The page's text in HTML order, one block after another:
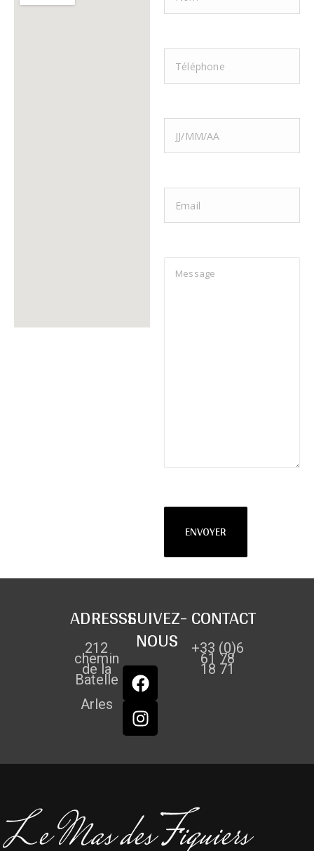
ADRESSE
212
chemin
de la
Batelle
Arles
SUIVEZ-
NOUS
CONTACT
+33 (0)6
61 78
18 71